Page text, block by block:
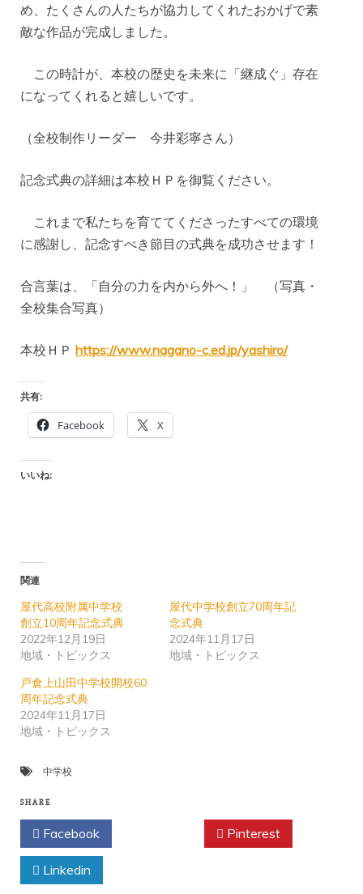
め、たくさんの人たちが協力してくれたおかげで素
敵な作品が完成しました。
この時計が、本校の歴史を未来に「継成ぐ」存在
になってくれると嬉しいです。
（全校制作リーダー 今井彩寧さん）
記念式典の詳細は本校ＨＰを御覧ください。
これまで私たちを育ててくださったすべての環境
に感謝し、記念すべき節目の式典を成功させます！
合言葉は、「自分の力を内から外へ！」 （写真・
全校集合写真）
本校ＨＰ https://www.nagano-c.ed.jp/yashiro/
共有:
Facebook X
いいね:
関連
屋代高校附属中学校
創立10周年記念式典
2022年12月19日
地域・トピックス
屋代中学校創立70周年記
念式典
2024年11月17日
地域・トピックス
戸倉上山田中学校開校60
周年記念式典
2024年11月17日
地域・トピックス
中学校
SHARE
Facebook Pinterest
Linkedin